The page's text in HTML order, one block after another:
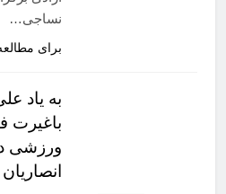
نساجی…
برای
به یاد
باغیرت
ورزشی